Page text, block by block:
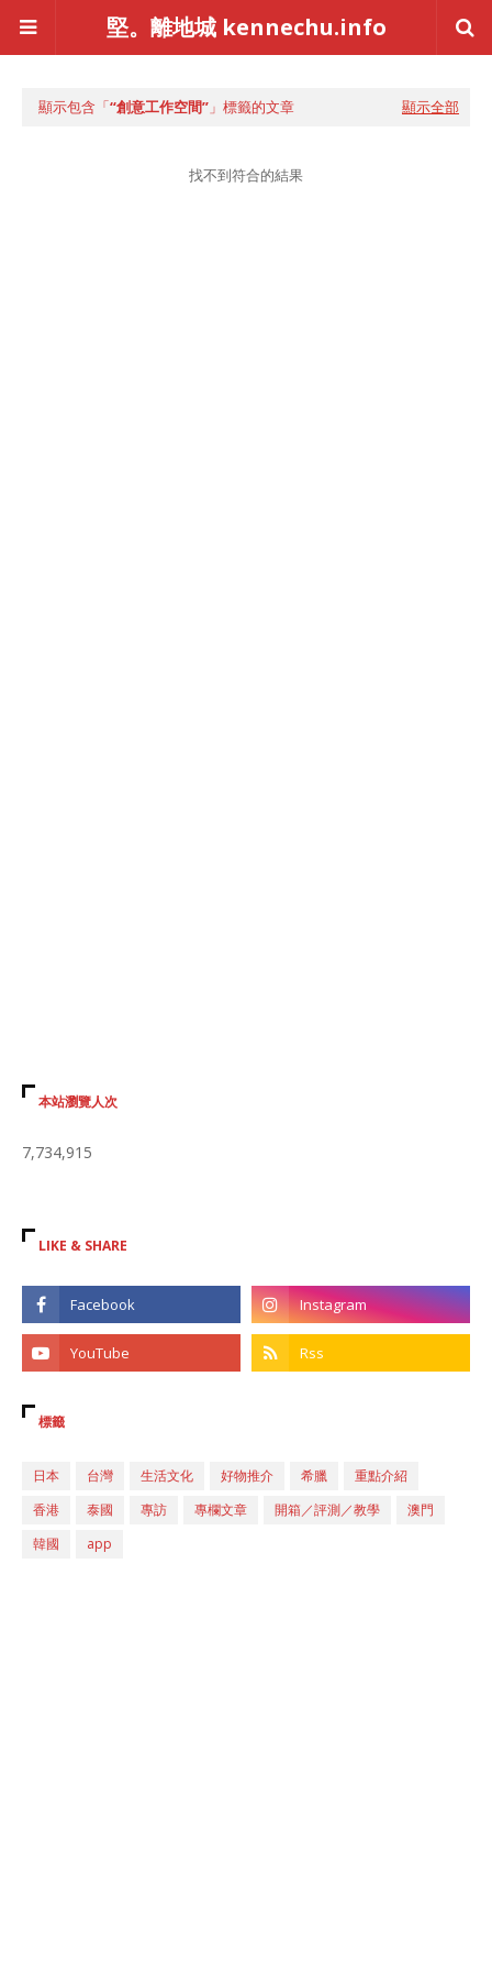
堅。離地城 kennechu.info
顯示包含「 創意工作空間 」標籤的文章 顯示全部
找不到符合的結果
本站瀏覽人次
7,734,915
LIKE & SHARE
標籤
日本 台灣 生活文化 好物推介 希臘
重點介紹
香港
泰國 專訪 專欄文章 開箱／評測／教學
澳門
韓國
app